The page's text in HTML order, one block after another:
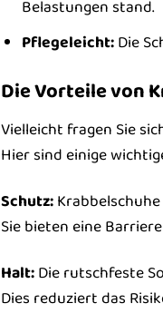
Belastungen stand.
Pflegeleicht:Die
Die Vorteile von
Vielleicht fragen Sie
Hier sind einige
Schutz:
Sie bieten eine
Halt:Die rutschfeste
Dies reduziert das